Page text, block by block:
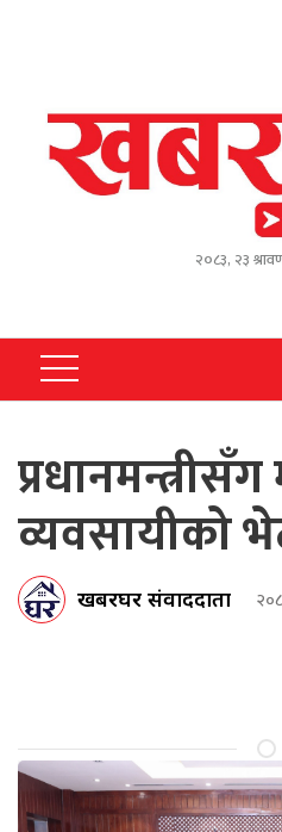
२०८३, २३
व्यवसायीको
खबरघर संवाददाता